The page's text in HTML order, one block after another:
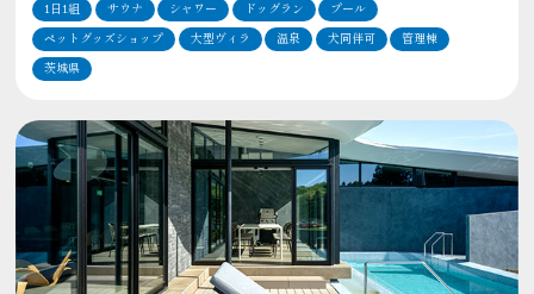
1日1組 サウナ シャワー ドッグラン プール
ペットグッズショップ 大型ヴィラ 温泉 犬同伴可 管理棟
茨城県